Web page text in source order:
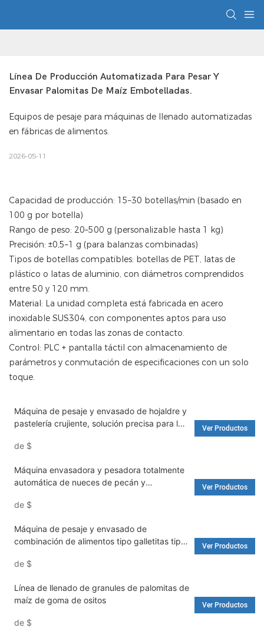
Línea De Producción Automatizada Para Pesar Y
Envasar Palomitas De Maíz Embotelladas.
Equipos de pesaje para máquinas de llenado automatizadas
en fábricas de alimentos.
2026-05-11
Capacidad de producción: 15–30 botellas/min (basado en
100 g por botella)
Rango de peso: 20–500 g (personalizable hasta 1 kg)
Precisión: ±0,5–1 g (para balanzas combinadas)
Tipos de botellas compatibles: botellas de PET, latas de
plástico o latas de aluminio, con diámetros comprendidos
entre 50 y 120 mm.
Material: La unidad completa está fabricada en acero
inoxidable SUS304, con componentes aptos para uso
alimentario en todas las zonas de contacto.
Control: PLC + pantalla táctil con almacenamiento de
parámetros y conmutación de especificaciones con un solo
toque.
Máquina de pesaje y envasado de hojaldre y
pastelería crujiente, solución precisa para la
cuantitativo de alimentos, totalmente
de $
Ver Productos
Máquina envasadora y pesadora totalmente
automática de nueces de pecán y
cuantitativo de nueces
de $
Ver Productos
Máquina de pesaje y envasado de
combinación de alimentos tipo galletitas tipo
de $
Ver Productos
Línea de llenado de granules de palomitas de
maíz de goma de ositos
de $
Ver Productos